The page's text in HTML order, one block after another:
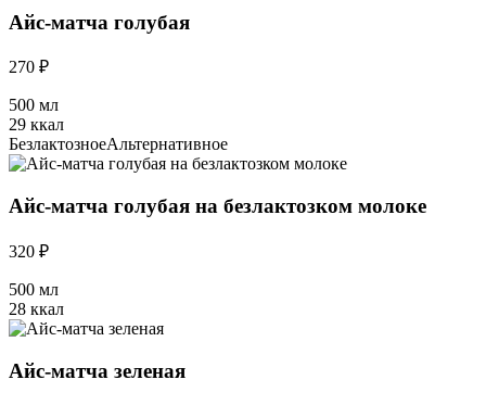
Айс-матча голубая
270 ₽
500 мл
29 ккал
БезлактозноеАльтернативное
Айс-матча голубая на безлактозком молоке
320 ₽
500 мл
28 ккал
Айс-матча зеленая